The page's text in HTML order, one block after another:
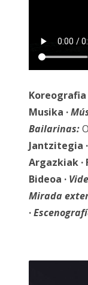
Koreografia
Musika ·
Bailarinas:
Jantzitegia ·
Argazkiak
Bideoa ·
Mirada
·